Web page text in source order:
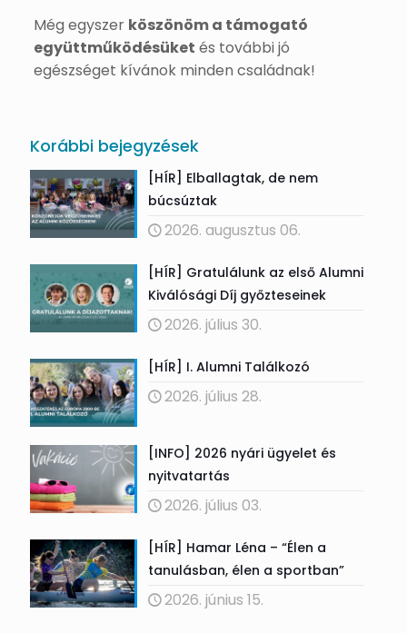
Még egyszer köszönöm a támogató
együttműködésüket és további jó
egészséget kívánok minden családnak!
Korábbi bejegyzések
[HÍR] Elballagtak, de nem
búcsúztak
2026. augusztus 06.
[HÍR] Gratulálunk az első Alumni
Kiválósági Díj győzteseinek
2026. július 30.
[HÍR] I. Alumni Találkozó
2026. július 28.
[INFO] 2026 nyári ügyelet és
nyitvatartás
2026. július 03.
[HÍR] Hamar Léna – “Élen a
tanulásban, élen a sportban”
2026. június 15.